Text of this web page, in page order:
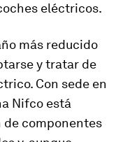
eléctricos.
más reducido
y tratar de
Con sede en
Nifco está
de componentes